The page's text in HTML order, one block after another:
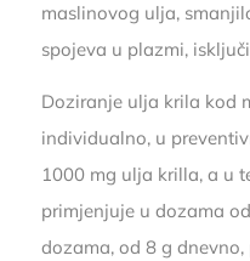
maslinovog ulja,
spojeva u plazmi,
Doziranje ulja krila kod
individualno, u
1000 mg ulja krilla, a u
primjenjuje u dozama
dozama, od 8 g